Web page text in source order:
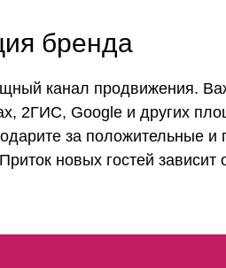
канал продвижения.
2ГИС, Google и других
за положительные и
новых гостей зависит
бренда